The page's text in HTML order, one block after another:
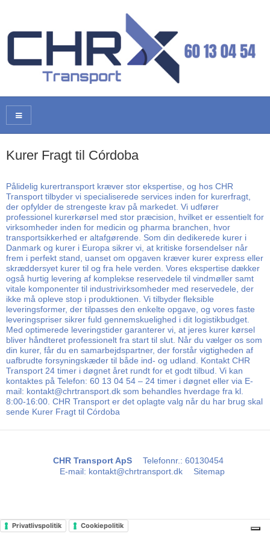
Kurer Fragt til Córdoba
Pålidelig kurertransport kræver stor ekspertise, og hos CHR
Transport tilbyder vi specialiserede services inden for kurerfragt,
der opfylder de strengeste krav på markedet. Vi udfører
professionel kurerkørsel med stor præcision, hvilket er essentielt for
virksomheder inden for medicin og pharma branchen, hvor
transportsikkerhed er altafgørende. Som din dedikerede kurer i
Danmark og kurer i Europa sikrer vi, at kritiske forsendelser når
frem i perfekt stand, uanset om opgaven kræver kurer express eller
skræddersyet kurer til og fra hele verden. Vores ekspertise dækker
også hurtig levering af komplekse reservedele til vindmøller samt
vitale komponenter til industrivirksomheder med reservedele, der
ikke må opleve stop i produktionen. Vi tilbyder fleksible
leveringsformer, der tilpasses den enkelte opgave, og vores faste
leveringspriser sikrer fuld gennemskuelighed i dit logistikbudget.
Med optimerede leveringstider garanterer vi, at jeres kurer kørsel
bliver håndteret professionelt fra start til slut. Når du vælger os som
din kurer, får du en samarbejdspartner, der forstår vigtigheden af
uafbrudte forsyningskæder til både ind- og udland. Kontakt CHR
Transport 24 timer i døgnet året rundt for et godt tilbud. Vi kan
kontaktes på Telefon: 60 13 04 54 – 24 timer i døgnet eller via E-
mail: kontakt@chrtransport.dk som behandles hverdage fra kl.
8:00-16:00. CHR Transport er det oplagte valg når du har brug skal
sende Kurer Fragt til Córdoba
CHR Transport ApS Telefonnr.: 60130454
E-mail: kontakt@chrtransport.dk Sitemap
Privatlivspolitik Cookiepolitik